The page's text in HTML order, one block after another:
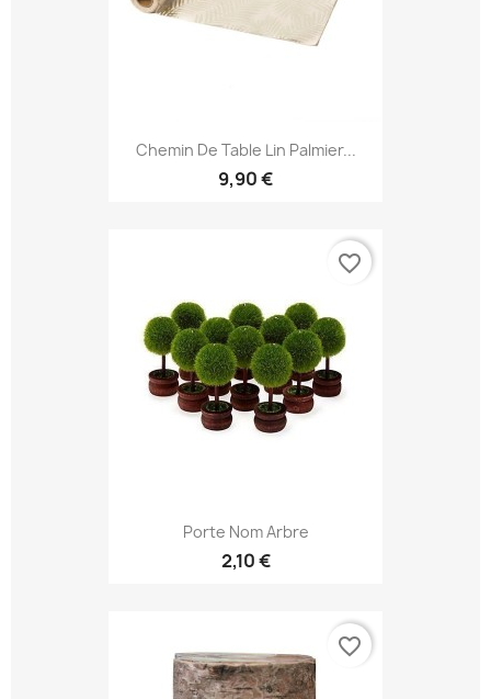
Chemin De Table Lin Palmier...
9,90 €
Porte Nom Arbre
2,10 €
favorite_border
favorite_border